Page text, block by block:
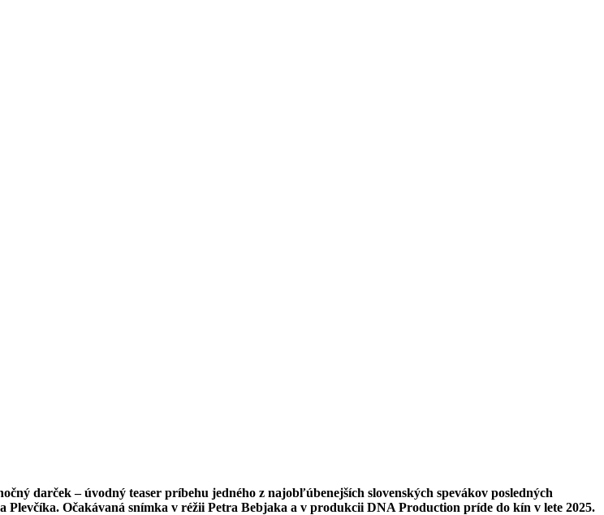
darček – úvodný teaser príbehu jedného z najobľúbenejších slovenských spevákov posledných
Plevčíka. Očakávaná snímka v réžii Petra Bebjaka a v produkcii DNA Production príde do kín v lete 2025.